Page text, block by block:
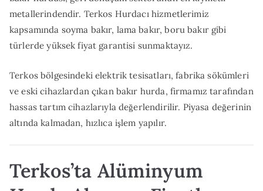
metallerindendir. Terkos Hurdacı hizmetlerimiz
kapsamında soyma bakır, lama bakır, boru bakır gibi
türlerde yüksek fiyat garantisi sunmaktayız.
Terkos bölgesindeki elektrik tesisatları, fabrika sökümleri
ve eski cihazlardan çıkan bakır hurda, firmamız tarafından
hassas tartım cihazlarıyla değerlendirilir. Piyasa değerinin
altında kalmadan, hızlıca işlem yapılır.
Terkos’ta Alüminyum